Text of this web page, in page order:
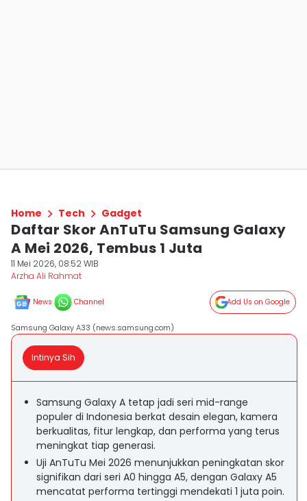
Home Tech Gadget
Daftar Skor AnTuTu Samsung Galaxy
A Mei 2026, Tembus 1 Juta
11 Mei 2026, 08:52 WIB
Arzha Ali Rahmat
News Channel Add Us on Google
Samsung Galaxy A33 (news.samsung.com)
Intinya Sih
Samsung Galaxy A tetap jadi seri mid-range
populer di Indonesia berkat desain elegan, kamera
berkualitas, fitur lengkap, dan performa yang terus
meningkat tiap generasi.
Uji AnTuTu Mei 2026 menunjukkan peningkatan skor
signifikan dari seri A0 hingga A5, dengan Galaxy A5
mencatat performa tertinggi mendekati 1 juta poin.